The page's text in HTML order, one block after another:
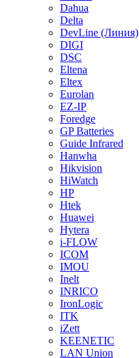
Dahua
Delta
DevLine (Линия)
DIGI
DSC
Eltena
Eltex
Eurolan
EZ-IP
Foredge
GP Batteries
Guide Infrared
Hanwha
Hikvision
HiWatch
HP
Htek
Huawei
Hytera
i-FLOW
ICOM
IMOU
Inelt
INRICO
IronLogic
ITK
iZett
KEENETIC
LAN Union